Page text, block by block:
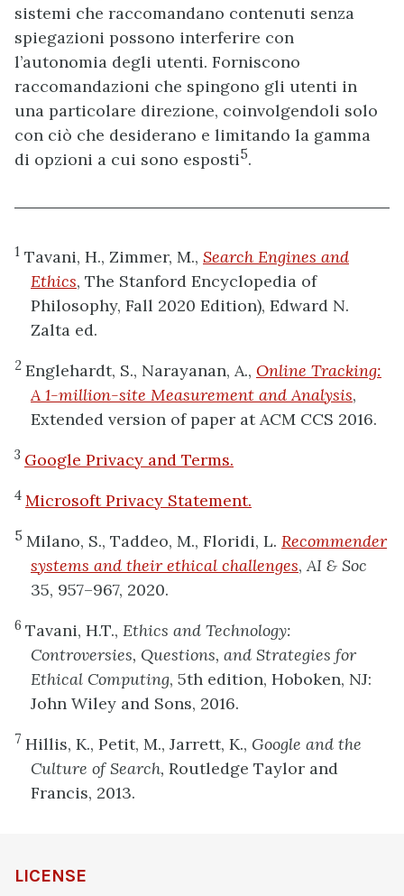
sistemi che raccomandano contenuti senza
spiegazioni possono interferire con
l’autonomia degli utenti. Forniscono
raccomandazioni che spingono gli utenti in
una particolare direzione, coinvolgendoli solo
con ciò che desiderano e limitando la gamma
di opzioni a cui sono esposti5.
1 Tavani, H., Zimmer, M., Search Engines and
Ethics, The Stanford Encyclopedia of
Philosophy, Fall 2020 Edition), Edward N.
Zalta ed.
2 Englehardt, S., Narayanan, A., Online Tracking:
A 1-million-site Measurement and Analysis,
Extended version of paper at ACM CCS 2016.
3 Google Privacy and Terms.
4 Microsoft Privacy Statement.
5 Milano, S., Taddeo, M., Floridi, L. Recommender
systems and their ethical challenges,AI & Soc
35, 957–967, 2020.
6 Tavani, H.T., Ethics and Technology:
Controversies, Questions, and Strategies for
Ethical Computing, 5th edition, Hoboken, NJ:
John Wiley and Sons, 2016.
7 Hillis, K., Petit, M., Jarrett, K., Google and the
Culture of Search, Routledge Taylor and
Francis, 2013.
LICENSE